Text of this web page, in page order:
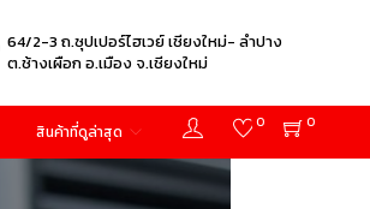
64/2-3 ถ.ซุปเปอร์ไฮเวย์ เชียงใหม่- ลำปาง
ต.ช้างเผือก อ.เมือง จ.เชียงใหม่
0
0
สินค้าที่ดูล่าสุด